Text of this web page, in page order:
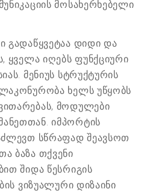
მოსახერხებელი
გადაწყვეტაა დიდი და
ყველა იღებს ფუნქციური
მენიუს სტრუქტურის
ხელს უწყობს
მოდულები
იმპორტის
სწრაფად შეავსოთ
ბაზა თქვენი
შიდა წესრიგის
ვიზუალური დიზაინი